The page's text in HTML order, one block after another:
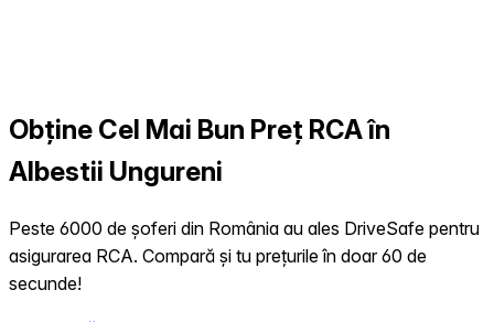
Obține Cel Mai Bun Preț RCA în
Albestii Ungureni
Peste 6000 de șoferi din România au ales DriveSafe pentru
asigurarea RCA. Compară și tu prețurile în doar 60 de
secunde!